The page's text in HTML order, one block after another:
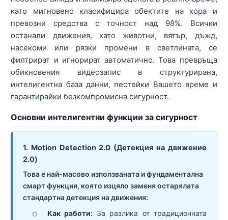
като мигновено класифицира обектите на хора и
превозни средства с точност над 98%. Всички
останали движения, като животни, вятър, дъжд,
насекоми или рязки промени в светлината, се
филтрират и игнорират автоматично. Това превръща
обикновения видеозапис в структурирана,
интелигентна база данни, пестейки Вашето време и
гарантирайки безкомпромисна сигурност.
Основни интелигентни функции за сигурност
1. Motion Detection 2.0 (Детекция на движение
2.0)
Това е най-масово използваната и фундаментална
смарт функция, която изцяло заменя остарялата
стандартна детекция на движения:
○ Как работи:За разлика от традиционната